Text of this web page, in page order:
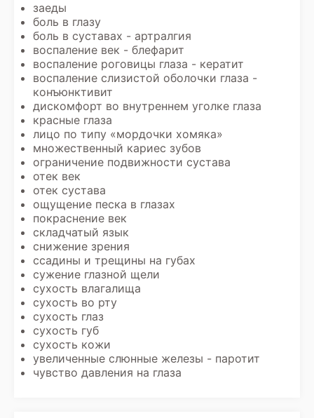
заеды
боль в глазу
боль в суставах - артралгия
воспаление век - блефарит
воспаление роговицы глаза - кератит
воспаление слизистой оболочки глаза -
конъюнктивит
дискомфорт во внутреннем уголке глаза
красные глаза
лицо по типу «мордочки хомяка»
множественный кариес зубов
ограничение подвижности сустава
отек век
отек сустава
ощущение песка в глазах
покраснение век
складчатый язык
снижение зрения
ссадины и трещины на губах
сужение глазной щели
сухость влагалища
сухость во рту
сухость глаз
сухость губ
сухость кожи
увеличенные слюнные железы - паротит
чувство давления на глаза